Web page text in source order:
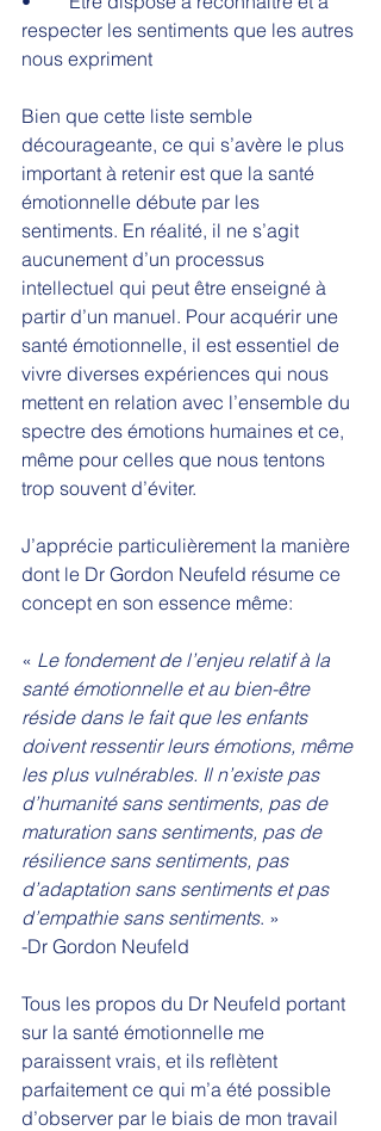
respecter les sentiments que les autres
nous expriment
Bien que cette liste semble
décourageante, ce qui s’avère le plus
important à retenir est que la santé
émotionnelle débute par les
sentiments. En réalité, il ne s’agit
aucunement d’un processus
intellectuel qui peut être enseigné à
partir d’un manuel. Pour acquérir une
santé émotionnelle, il est essentiel de
vivre diverses expériences qui nous
mettent en relation avec l’ensemble du
spectre des émotions humaines et ce,
même pour celles que nous tentons
trop souvent d’éviter.
J’apprécie particulièrement la manière
dont le Dr Gordon Neufeld résume ce
concept en son essence même:
« Le fondement de l’enjeu relatif à la
santé émotionnelle et au bien-être
réside dans le fait que les enfants
doivent ressentir leurs émotions, même
les plus vulnérables. Il n’existe pas
d’humanité sans sentiments, pas de
maturation sans sentiments, pas de
résilience sans sentiments, pas
d’adaptation sans sentiments et pas
d’empathie sans sentiments. »
-Dr Gordon Neufeld
Tous les propos du Dr Neufeld portant
sur la santé émotionnelle me
paraissent vrais, et ils reflètent
parfaitement ce qui m’a été possible
d’observer par le biais de mon travail